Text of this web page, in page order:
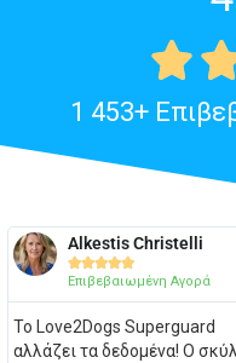

1 453+
Alkestis Christelli

Επιβεβαιωμένη Αγορά
Το Love2Dogs Superguard
αλλάζει τα δεδομένα! Ο